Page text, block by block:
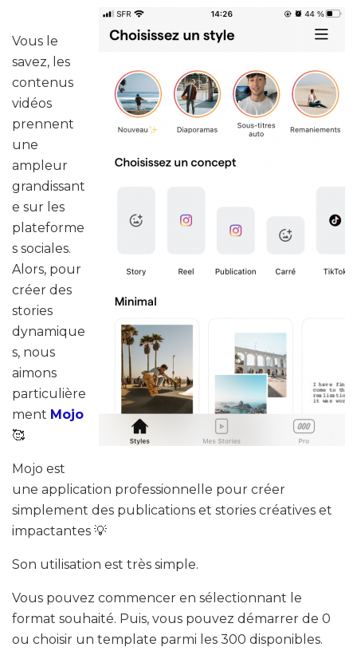
Vous le
savez, les
contenus
vidéos
prennent
une
ampleur
grandissant
e sur les
plateforme
s sociales.
Alors, pour
créer des
stories
dynamique
s, nous
aimons
particulière
ment Mojo
🥰
Mojo est
une application professionnelle pour créer
simplement des publications et stories créatives et
impactantes 💡
Son utilisation est très simple.
Vous pouvez commencer en sélectionnant le
format souhaité. Puis, vous pouvez démarrer de 0
ou choisir un template parmi les 300 disponibles.